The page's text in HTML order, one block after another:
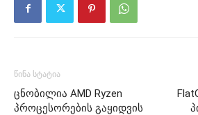
წინა სტატია
ცნობილია AMD Ryzen
პროცესორების გაყიდვის